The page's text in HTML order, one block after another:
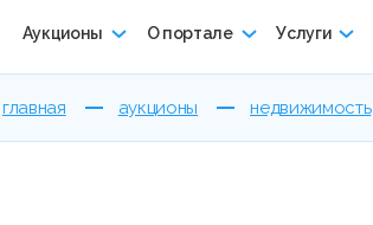
Аукционы О портале Услуги
главная аукционы недвижимость